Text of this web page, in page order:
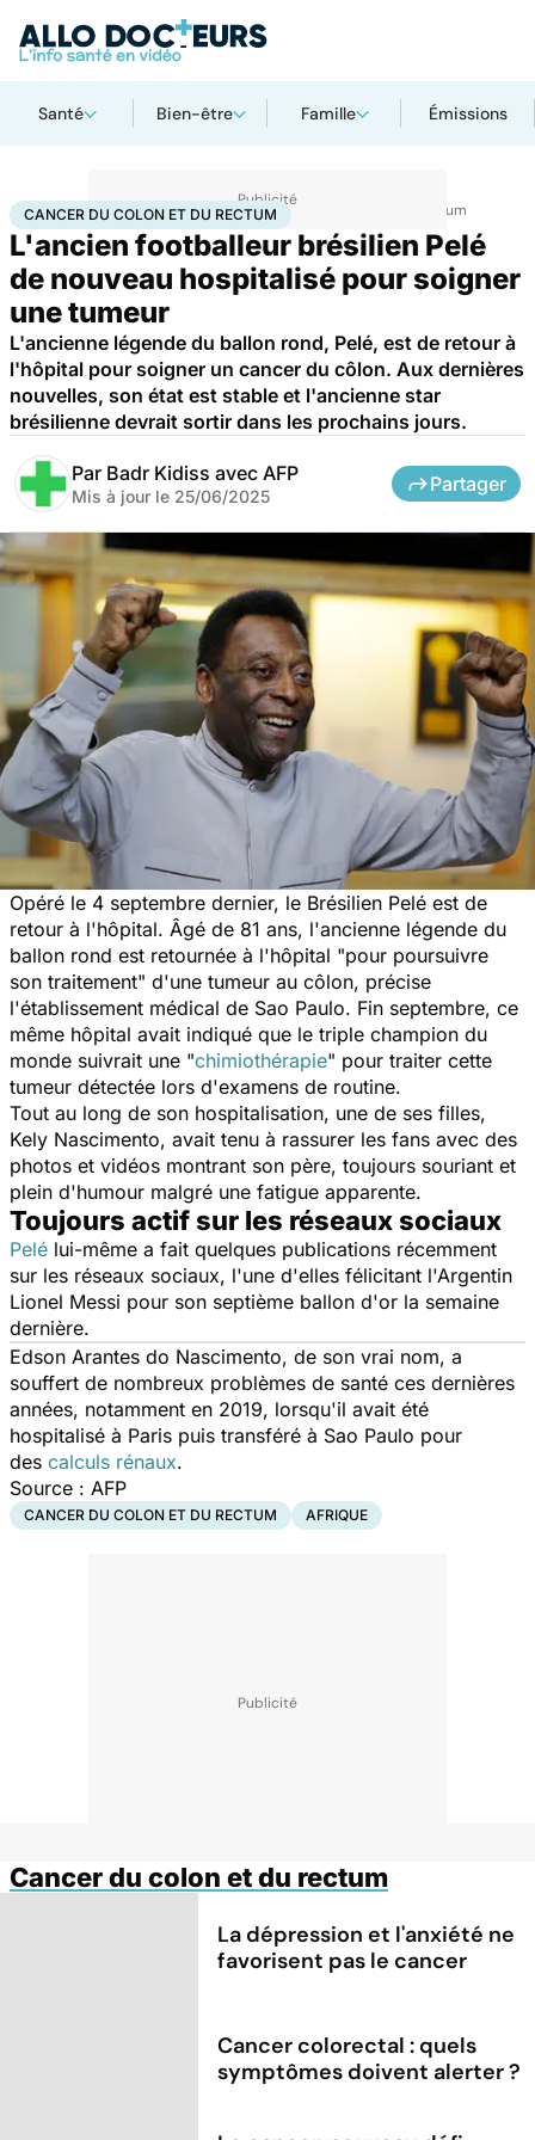
Santé Bien-être Famille Émissions
AccueilSanté SociétéSanté publiqueCancer du colon et du rectum
CANCER DU COLON ET DU RECTUM
L'ancien footballeur brésilien Pelé
de nouveau hospitalisé pour soigner
une tumeur
L'ancienne légende du ballon rond, Pelé, est de retour à
l'hôpital pour soigner un cancer du côlon. Aux dernières
nouvelles, son état est stable et l'ancienne star
brésilienne devrait sortir dans les prochains jours.
Par Badr Kidiss avec AFP
Mis à jour le 25/06/2025
Partager
Opéré le 4 septembre dernier, le Brésilien Pelé est de
retour à l'hôpital. Âgé de 81 ans, l'ancienne légende du
ballon rond est retournée à l'hôpital "pour poursuivre
son traitement" d'une tumeur au côlon, précise
l'établissement médical de Sao Paulo. Fin septembre, ce
même hôpital avait indiqué que le triple champion du
monde suivrait une "chimiothérapie" pour traiter cette
tumeur détectée lors d'examens de routine.
Tout au long de son hospitalisation, une de ses filles,
Kely Nascimento, avait tenu à rassurer les fans avec des
photos et vidéos montrant son père, toujours souriant et
plein d'humour malgré une fatigue apparente.
Toujours actif sur les réseaux sociaux
Pelé lui-même a fait quelques publications récemment
sur les réseaux sociaux, l'une d'elles félicitant l'Argentin
Lionel Messi pour son septième ballon d'or la semaine
dernière.
Edson Arantes do Nascimento, de son vrai nom, a
souffert de nombreux problèmes de santé ces dernières
années, notamment en 2019, lorsqu'il avait été
hospitalisé à Paris puis transféré à Sao Paulo pour
des calculs rénaux.
Source : AFP
CANCER DU COLON ET DU RECTUM AFRIQUE
Cancer du colon et du rectum
La dépression et l'anxiété ne
favorisent pas le cancer
Cancer colorectal : quels
symptômes doivent alerter ?